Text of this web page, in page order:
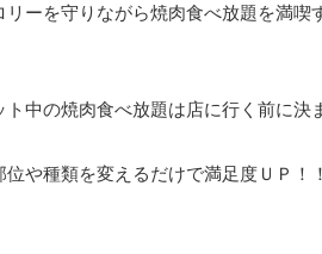
リーを守りながら焼肉食べ放題を満喫
ト中の焼肉食べ放題は店に行く前に決
位や種類を変えるだけで満足度ＵＰ！！